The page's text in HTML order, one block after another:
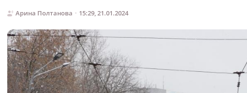
Арина Полтанова 15:29, 21.01.2024